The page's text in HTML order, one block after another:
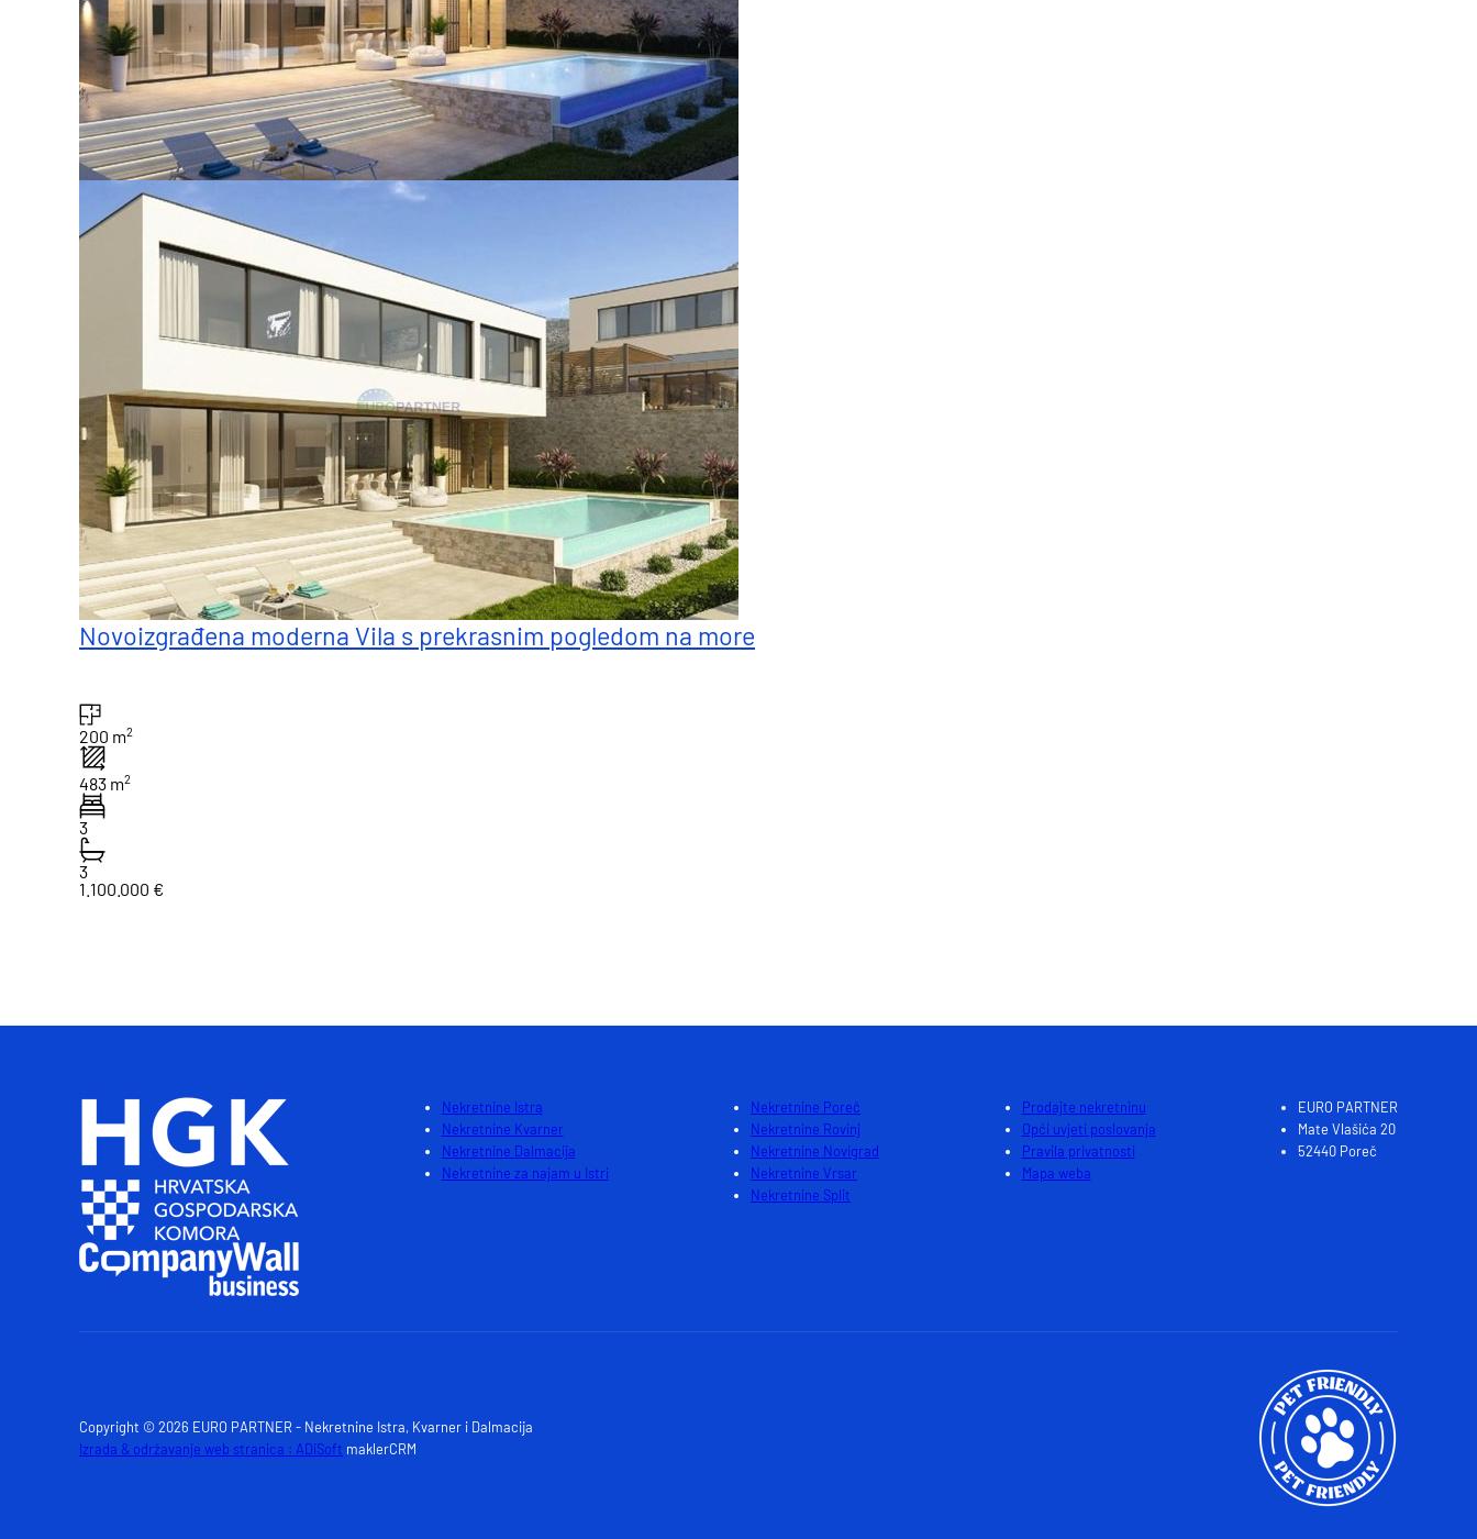
Novoizgrađena moderna Vila s prekrasnim pogledom na more
200 m2
483 m2
3
3
1.100.000 €
Nekretnine Istra
Nekretnine Kvarner
Nekretnine Dalmacija
Nekretnine za najam u Istri
Nekretnine Poreč
Nekretnine Rovinj
Nekretnine Novigrad
Nekretnine Vrsar
Nekretnine Split
Prodajte nekretninu
Opći uvjeti poslovanja
Pravila privatnosti
Mapa weba
EURO PARTNER
Mate Vlašića 20
52440 Poreč
Copyright © 2026 EURO PARTNER - Nekretnine Istra, Kvarner i Dalmacija
Izrada & održavanje web stranica : ADiSoft maklerCRM